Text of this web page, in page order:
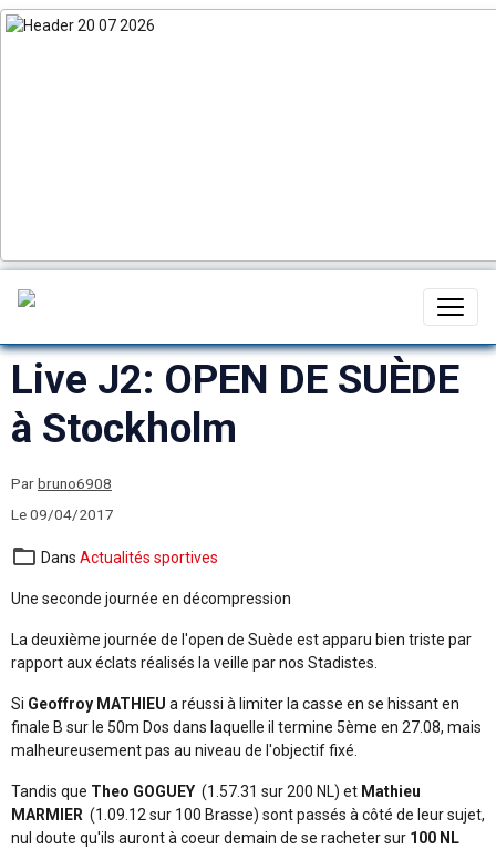
Live J2: OPEN DE SUÈDE
à Stockholm
Parbruno6908
Le 09/04/2017
Dans Actualités sportives
Une seconde journée en décompression
La deuxième journée de l'open de Suède est apparu bien triste par
rapport aux éclats réalisés la veille par nos Stadistes.
Si Geoffroy MATHIEU a réussi à limiter la casse en se hissant en
finale B sur le 50m Dos dans laquelle il termine 5ème en 27.08, mais
malheureusement pas au niveau de l'objectif fixé.
Tandis que Theo GOGUEY (1.57.31 sur 200 NL) et Mathieu
MARMIER (1.09.12 sur 100 Brasse) sont passés à côté de leur sujet,
nul doute qu'ils auront à coeur demain de se racheter sur 100 NL